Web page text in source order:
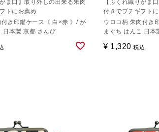
ま口】取り外しの出来る朱肉
トにお薦め
き印鑑ケース《 白×赤 》/ が
日本製 京都 さんび
【ふくれ織りがま
付きでプチギフト
ウロコ柄 朱肉付き
まぐち はんこ 日本
¥ 1,320 税込